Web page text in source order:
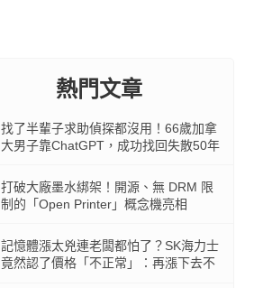
熱門文章
找了半輩子求助偵探都沒用！66歲加拿
大男子靠ChatGPT，成功找回失散50年
打破大廠墨水綁架！開源、無 DRM 限
制的「Open Printer」概念機亮相
記憶體漲太兇連老闆都怕了？SK海力士
竟然認了價格「不正常」：再漲下去不